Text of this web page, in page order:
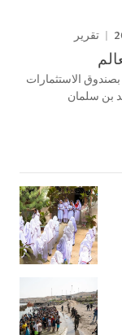
تقرير
بصندوق الاستثمارات
بن سلمان